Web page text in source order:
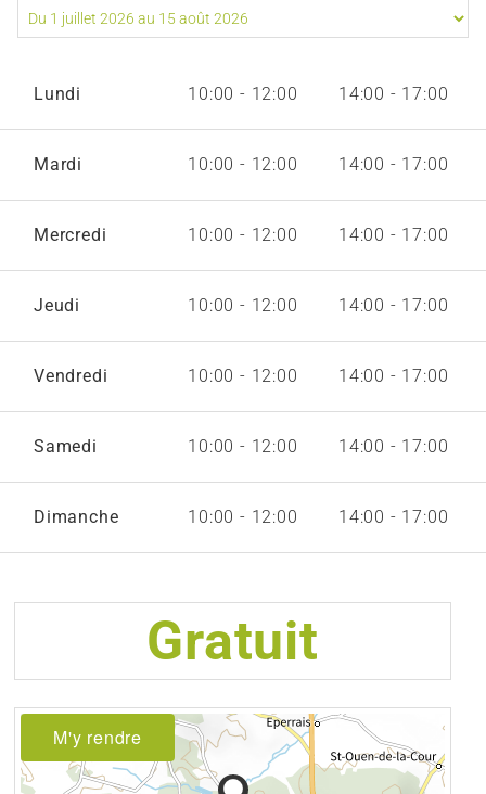
Lundi 10:00 - 12:00 14:00 - 17:00
Mardi 10:00 - 12:00 14:00 - 17:00
Mercredi 10:00 - 12:00 14:00 - 17:00
Jeudi 10:00 - 12:00 14:00 - 17:00
Vendredi 10:00 - 12:00 14:00 - 17:00
Samedi 10:00 - 12:00 14:00 - 17:00
Dimanche 10:00 - 12:00 14:00 - 17:00
Gratuit
M'y rendre